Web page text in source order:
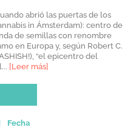
abrió las puertas de los
in Ámsterdam): centro de
de semillas con renombre
en Europa y, según Robert C.
“el epicentro del
[Leer más]
Fecha